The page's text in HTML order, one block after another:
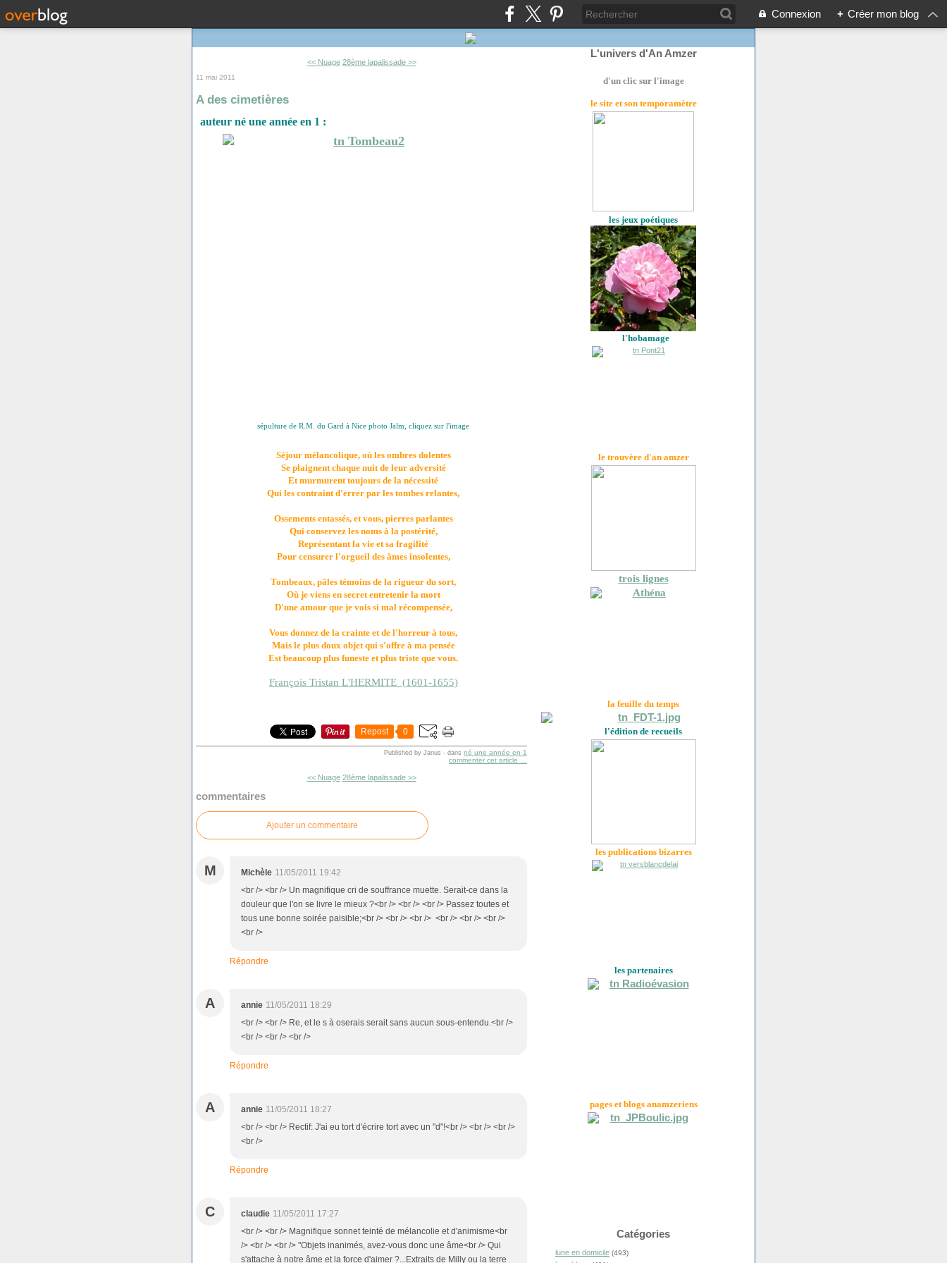
Connexion + Créer mon blog
<< Nuage 28ème lapalissade >>
11 mai 2011
A des cimetières
auteur né une année en 1 :
sépulture de R.M. du Gard à Nice photo Jalm, cliquez sur l'image
Séjour mélancolique, où les ombres dolentes
Se plaignent chaque nuit de leur adversité
Et murmurent toujours de la nécessité
Qui les contraint d'errer par les tombes relantes,
Ossements entassés, et vous, pierres parlantes
Qui conservez les noms à la postérité,
Représentant la vie et sa fragilité
Pour censurer l'orgueil des âmes insolentes,
Tombeaux, pâles témoins de la rigueur du sort,
Où je viens en secret entretenir la mort
D'une amour que je vois si mal récompensée,
Vous donnez de la crainte et de l'horreur à tous,
Mais le plus doux objet qui s'offre à ma pensée
Est beaucoup plus funeste et plus triste que vous.
François Tristan L'HERMITE (1601-1655)
Repost 0
Published by Janus - dans né une année en 1
commenter cet article
<< Nuage 28ème lapalissade >>
commentaires
Ajouter un commentaire
M Michèle 11/05/2011 19:42
<br /> <br /> Un magnifique cri de souffrance muette. Serait-ce dans la
douleur que l'on se livre le mieux ?<br /> <br /> <br /> Passez toutes et
tous une bonne soirée paisible;<br /> <br /> <br /> <br /> <br /> <br />
<br />
Répondre
A annie 11/05/2011 18:29
<br /> <br /> Re, et le s à oserais serait sans aucun sous-entendu.<br />
<br /> <br /> <br />
Répondre
A annie 11/05/2011 18:27
<br /> <br /> Rectif: J'ai eu tort d'écrire tort avec un "d"!<br /> <br /> <br />
<br />
Répondre
C claudie 11/05/2011 17:27
<br /> <br /> Magnifique sonnet teinté de mélancolie et d'animisme<br
/> <br /> <br /> "Objets inanimés, avez-vous donc une âme<br /> Qui
s'attache à notre âme et la force d'aimer ?...Extraits de Milly ou la terre
L'univers d'An Amzer
d'un clic sur l'image
le site et son temporamètre
les jeux poétiques
l'hobamage
le trouvère d'an amzer
trois lignes
la feuille du temps
l'édition de recueils
les publications bizarres
les partenaires
pages et blogs anamzeriens
Catégories
lune en domicile (493)